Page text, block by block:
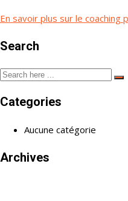
En savoir plus sur le coaching
Search
Categories
Aucune catégorie
Archives